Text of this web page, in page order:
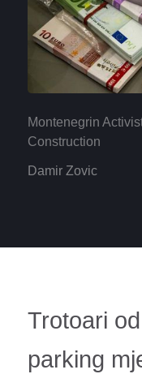
Montenegrin
Construction
Damir Zovic
Trotoari
parking